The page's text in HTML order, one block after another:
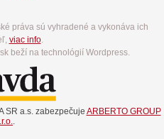
práva sú vyhradené a vykonáva ich
viac info.
beží na technológií Wordpress.
SR a.s. zabezpečuje ARBERTO GROUP
.